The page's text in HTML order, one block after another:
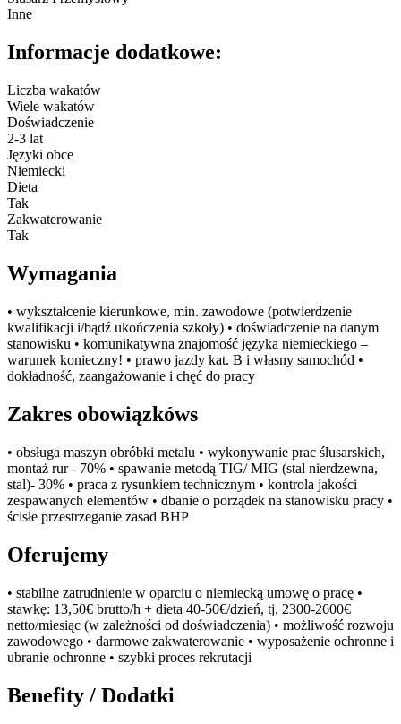
Inne
Informacje dodatkowe:
Liczba wakatów
Wiele wakatów
Doświadczenie
2-3 lat
Języki obce
Niemiecki
Dieta
Tak
Zakwaterowanie
Tak
Wymagania
• wykształcenie kierunkowe, min. zawodowe (potwierdzenie
kwalifikacji i/bądź ukończenia szkoły) • doświadczenie na danym
stanowisku • komunikatywna znajomość języka niemieckiego –
warunek konieczny! • prawo jazdy kat. B i własny samochód •
dokładność, zaangażowanie i chęć do pracy
Zakres obowiązkóws
• obsługa maszyn obróbki metalu • wykonywanie prac ślusarskich,
montaż rur - 70% • spawanie metodą TIG/ MIG (stal nierdzewna,
stal)- 30% • praca z rysunkiem technicznym • kontrola jakości
zespawanych elementów • dbanie o porządek na stanowisku pracy •
ścisłe przestrzeganie zasad BHP
Oferujemy
• stabilne zatrudnienie w oparciu o niemiecką umowę o pracę •
stawkę: 13,50€ brutto/h + dieta 40-50€/dzień, tj. 2300-2600€
netto/miesiąc (w zależności od doświadczenia) • możliwość rozwoju
zawodowego • darmowe zakwaterowanie • wyposażenie ochronne i
ubranie ochronne • szybki proces rekrutacji
Benefity / Dodatki